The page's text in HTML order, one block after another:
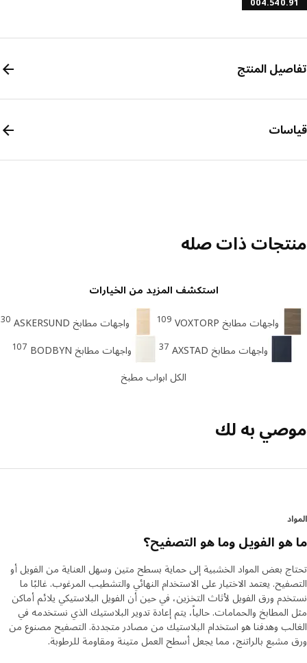
المنتج
ذات صله
استكشف المزيد من الخيارات
واجهات مطابخ VOXTORP 109 واجهات مطابخ ASKERSUND 30
واجهات مطابخ AXSTAD 37 واجهات مطابخ BODBYN 107
الكل ابواب مطبخ
به لك
الفويل وما هو التصفيح؟
بعض المواد الخشبية إلى حماية بسطح متين وسهل العناية من الفويل أو
يعتمد الاختيار على الاستخدام النهائي والتشطيب المرغوب. غالبًا ما
ورق الفويل لأثاث التخزين، في حين أن الفويل البلاستيكي يلائم أماكن
والحمامات. حالياً، يتم إعادة تدوير البلاستيك الذي نستخدمه في
وهدفنا هو استخدام البلاستيك من مصادر متجددة. التصفيح مصنوع من
مشبع بالراتنج، مما يجعل أسطح العمل متينة ومقاومة للرطوبة.